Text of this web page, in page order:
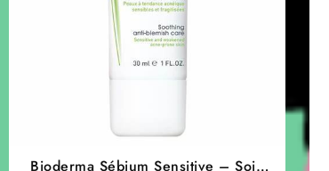
Bioderma Sébium Sensitive – Soin